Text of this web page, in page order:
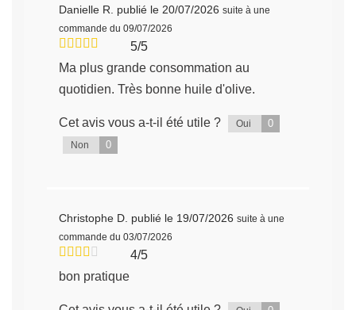
Danielle R. publié le 20/07/2026 suite à une
commande du 09/07/2026
5/5
Ma plus grande consommation au
quotidien. Très bonne huile d'olive.
Cet avis vous a-t-il été utile ? Oui 0
Non 0
Christophe D. publié le 19/07/2026 suite à une
commande du 03/07/2026
4/5
bon pratique